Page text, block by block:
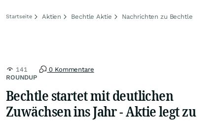
Startseite Aktien Bechtle Aktie Nachrichten zu Bechtle
ROUNDUP
141 0 Kommentare
Bechtle startet mit deutlichen
Zuwächsen ins Jahr - Aktie legt zu